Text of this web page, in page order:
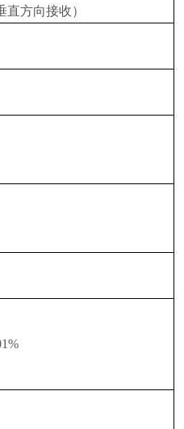
直方向接收）